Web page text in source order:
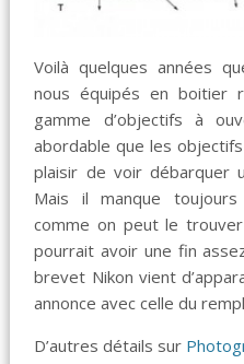
Voilà quelques années
nous équipés en boitier
gamme d’objectifs à
abordable que les
plaisir de voir débarquer
Mais il manque
comme on peut le
pourrait avoir une fin
brevet Nikon vient
annonce avec celle du
D’autres détails sur